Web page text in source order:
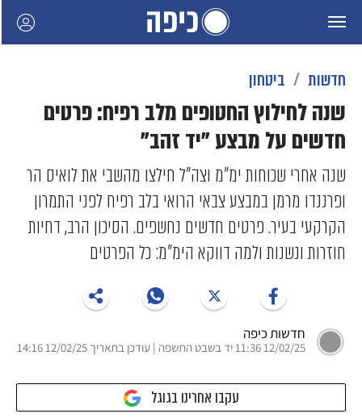
חדשות ביטחון
שנה לחילוץ החטופים מלב רפיח: פרטים
חדשים על מבצע "יד זהב"
שנה אחרי שכוחות ימ"מ וצה"ל חילצו מהשבי את לואיס הר
ופרננדו מרמן במבצע צבאי הרואי בלב רפיח לפני התמרון
הקרקעי בעיר. פרטים חדשים נחשפים. הסיכון הרב, דחיות
חוזרות ונשנות ולמה דווקא הימ"מ: כל הפרטים
חדשות כיפה
12/02/25 11:36 יד בשבט התשפה | עודכן בתאריך 12/02/25 14:16
עקבו אחרינו בגוגל